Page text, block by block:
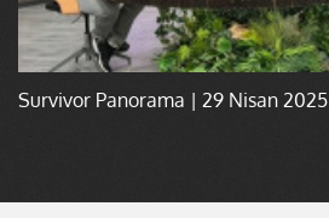
Survivor Panorama | 29 Nisan 2025